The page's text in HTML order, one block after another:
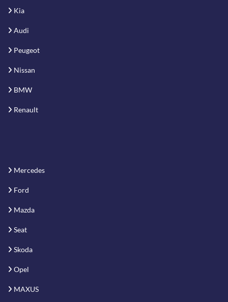
Kia
Audi
Peugeot
Nissan
BMW
Renault
Mercedes
Ford
Mazda
Seat
Skoda
Opel
MAXUS